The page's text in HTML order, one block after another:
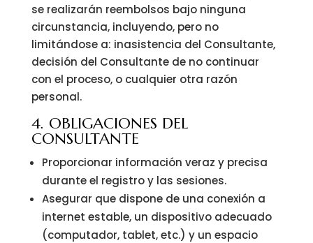
se realizarán reembolsos bajo ninguna
circunstancia, incluyendo, pero no
limitándose a: inasistencia del Consultante,
decisión del Consultante de no continuar
con el proceso, o cualquier otra razón
personal.
4. OBLIGACIONES DEL
CONSULTANTE
Proporcionar información veraz y precisa
durante el registro y las sesiones.
Asegurar que dispone de una conexión a
internet estable, un dispositivo adecuado
(computador, tablet, etc.) y un espacio